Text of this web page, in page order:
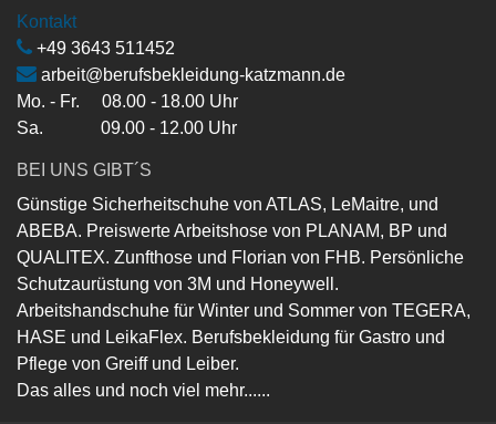
Kontakt
+49 3643 511452
arbeit@berufsbekleidung-katzmann.de
Mo. - Fr. 08.00 - 18.00 Uhr
Sa. 09.00 - 12.00 Uhr
BEI UNS GIBT´S
Günstige Sicherheitschuhe von ATLAS, LeMaitre, und
ABEBA. Preiswerte Arbeitshose von PLANAM, BP und
QUALITEX. Zunfthose und Florian von FHB. Persönliche
Schutzaurüstung von 3M und Honeywell.
Arbeitshandschuhe für Winter und Sommer von TEGERA,
HASE und LeikaFlex. Berufsbekleidung für Gastro und
Pflege von Greiff und Leiber.
Das alles und noch viel mehr......